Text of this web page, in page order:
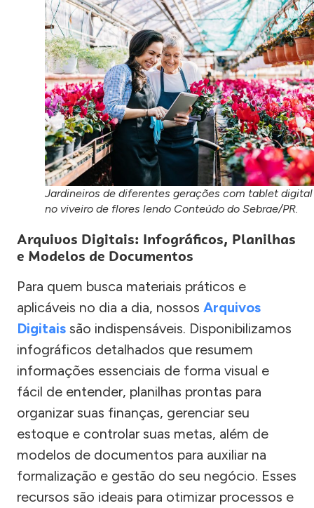
Jardineiros de diferentes gerações com tablet digital
no viveiro de flores lendo Conteúdo do Sebrae/PR.
Arquivos Digitais: Infográficos, Planilhas
e Modelos de Documentos
Para quem busca materiais práticos e
aplicáveis no dia a dia, nossos Arquivos
Digitais são indispensáveis. Disponibilizamos
infográficos detalhados que resumem
informações essenciais de forma visual e
fácil de entender, planilhas prontas para
organizar suas finanças, gerenciar seu
estoque e controlar suas metas, além de
modelos de documentos para auxiliar na
formalização e gestão do seu negócio. Esses
recursos são ideais para otimizar processos e